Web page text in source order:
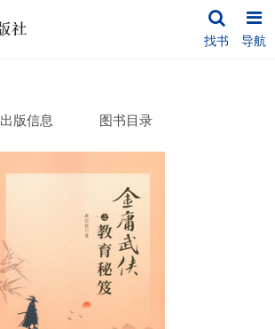
找书 导航
出版信息 图书目录